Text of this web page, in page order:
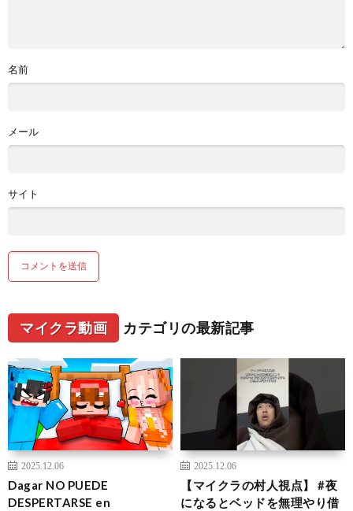
名前
メール
サイト
マイクラ動画 カテゴリの最新記事
2025.12.06
Dagar NO PUEDE
DESPERTARSE en
2025.12.06
【マイクラの村人視点】 #夜
になるとベッドを無理やり借